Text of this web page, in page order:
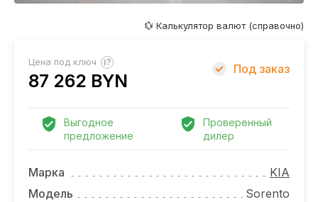
О КОМПАНИИ
КОНТАКТЫ
💱 Калькулятор валют (справочно)
Цена под ключ ?
87 262 BYN
Под заказ
Выгодное
предложение
Проверенный
дилер
Марка
KIA
Модель
Sorento